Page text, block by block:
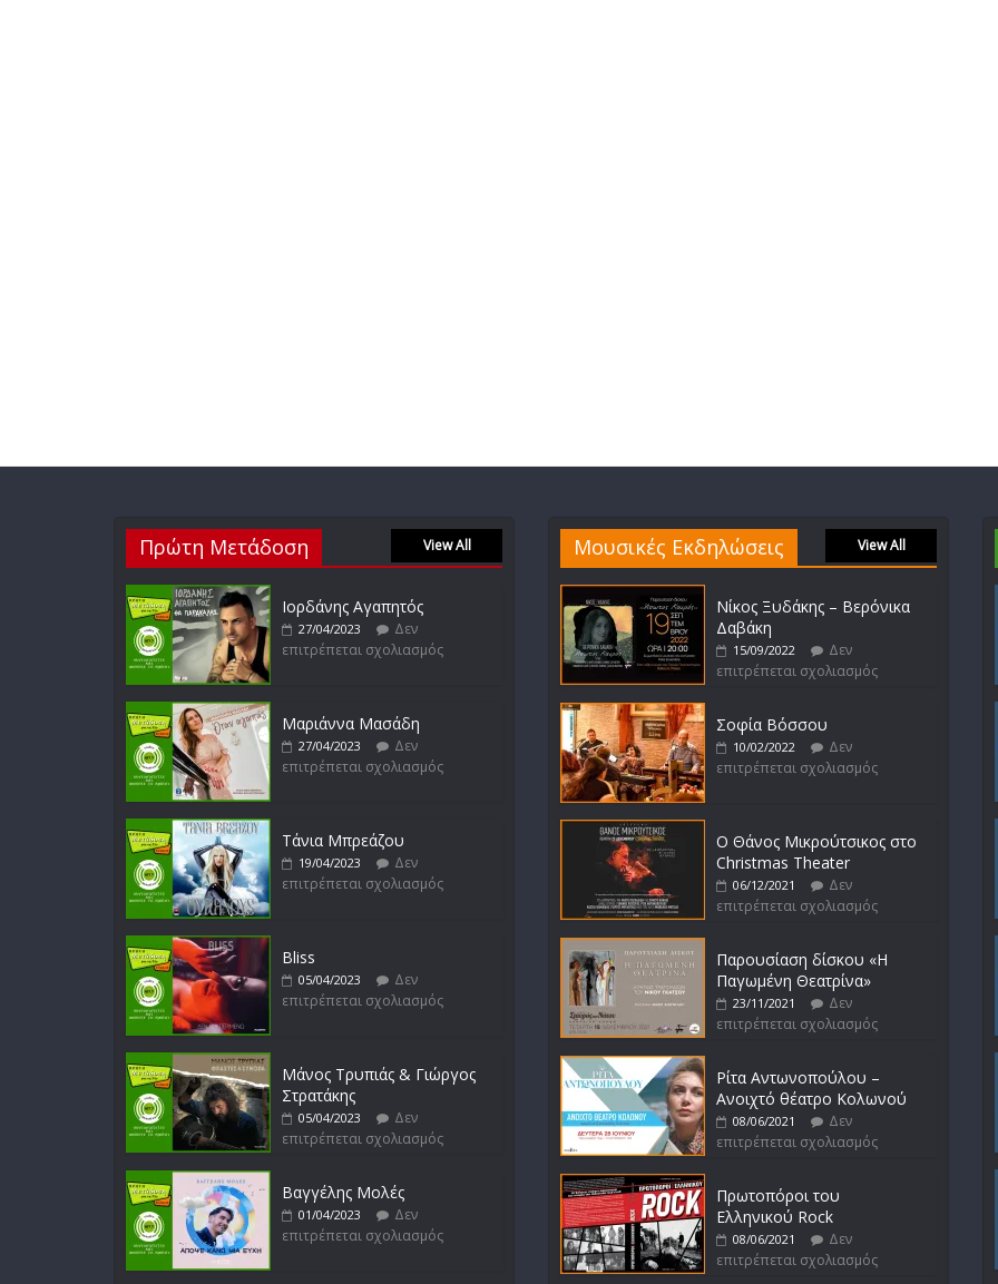
Πρώτη Μετάδοση View All
Ιορδάνης Αγαπητός
27/04/2023
Δεν
επιτρέπεται σχολιασμός
Μαριάννα Μασάδη
27/04/2023
Δεν
επιτρέπεται σχολιασμός
Τάνια Μπρεάζου
19/04/2023
Δεν
επιτρέπεται σχολιασμός
Bliss
05/04/2023
Δεν
επιτρέπεται σχολιασμός
Μάνος Τρυπιάς & Γιώργος
Στρατάκης
05/04/2023
Δεν
επιτρέπεται σχολιασμός
Βαγγέλης Μολές
01/04/2023
Δεν
επιτρέπεται σχολιασμός
Μουσικές Εκδηλώσεις View All
Νίκος Ξυδάκης – Βερόνικα
Δαβάκη
15/09/2022
Δεν
επιτρέπεται σχολιασμός
Σοφία Βόσσου
10/02/2022
Δεν
επιτρέπεται σχολιασμός
Ο Θάνος Μικρούτσικος στο
Christmas Theater
06/12/2021
Δεν
επιτρέπεται σχολιασμός
Παρουσίαση δίσκου «Η
Παγωμένη Θεατρίνα»
23/11/2021
Δεν
επιτρέπεται σχολιασμός
Ρίτα Αντωνοπούλου –
Ανοιχτό θέατρο Κολωνού
08/06/2021
Δεν
επιτρέπεται σχολιασμός
Πρωτοπόροι του
Ελληνικού Rock
08/06/2021
Δεν
επιτρέπεται σχολιασμός